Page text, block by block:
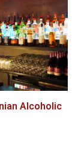
Alcoholic